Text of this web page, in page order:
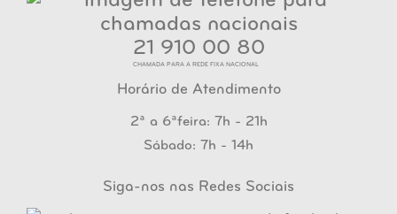
21 910 00 80
CHAMADA PARA A REDE FIXA NACIONAL
Horário de Atendimento
2ª a 6ªfeira: 7h - 21h
Sábado: 7h - 14h
Siga-nos nas Redes Sociais